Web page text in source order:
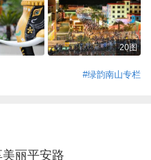
20图
#绿韵南山专栏
丽平安路